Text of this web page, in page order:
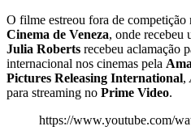
O filme estreou fora de competição
Cinema de Veneza, onde recebeu
Julia Roberts recebeu aclamação
internacional nos cinemas pela
Pictures Releasing International,
para streaming no Prime Video.
https://www.youtube.com/